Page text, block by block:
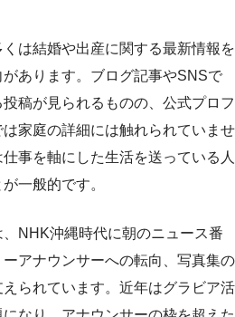
は結婚や出産に関する最新情報を
あります。ブログ記事やSNSで
稿が見られるものの、公式プロフ
家庭の詳細には触れられていませ
事を軸にした生活を送っている人
一般的です。
NHK沖縄時代に朝のニュース番
アナウンサーへの転向、写真集の
られています。近年はグラビア活